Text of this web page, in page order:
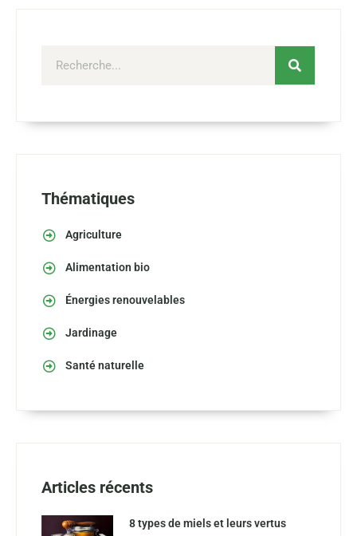
Thématiques
Agriculture
Alimentation bio
Énergies renouvelables
Jardinage
Santé naturelle
Articles récents
8 types de miels et leurs vertus